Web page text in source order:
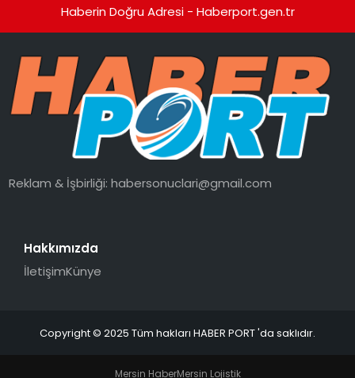
Haberin Doğru Adresi - Haberport.gen.tr
Reklam & İşbirliği:habersonuclari@gmail.com
Hakkımızda
İletişimKünye
Copyright © 2025 Tüm hakları HABER PORT 'da saklıdır.
Mersin HaberMersin Lojistik